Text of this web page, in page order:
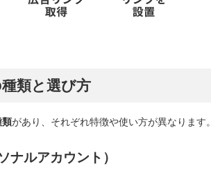
類と選び方
類があり、それぞれ特徴や使い方が異なります。
ナルアカウント）